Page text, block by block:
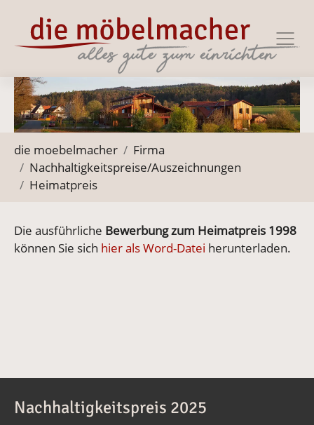
Zur Haupt-Navigation springen
Zum Hauptinhalt springen
Zum Footer springen
die moebelmacher
Firma
Nachhaltigkeitspreise/Auszeichnungen
Heimatpreis
Die ausführliche Bewerbung zum Heimatpreis 1998
können Sie sich hier als Word-Datei herunterladen.
Nachhaltigkeitspreis 2025